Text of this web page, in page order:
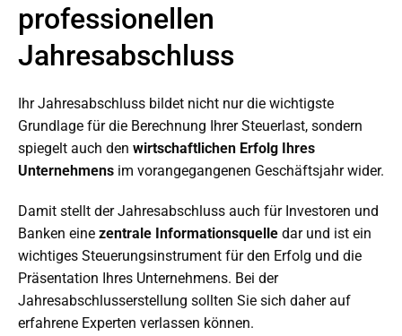
professionellen
Jahresabschluss
Ihr Jahresabschluss bildet nicht nur die wichtigste
Grundlage für die Berechnung Ihrer Steuerlast, sondern
spiegelt auch den wirtschaftlichen Erfolg Ihres
Unternehmens im vorangegangenen Geschäftsjahr wider.
Damit stellt der Jahresabschluss auch für Investoren und
Banken eine zentrale Informationsquelle dar und ist ein
wichtiges Steuerungsinstrument für den Erfolg und die
Präsentation Ihres Unternehmens. Bei der
Jahresabschlusserstellung sollten Sie sich daher auf
erfahrene Experten verlassen können.